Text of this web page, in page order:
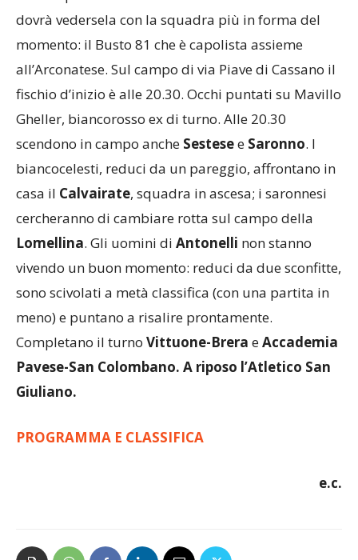
dovrà vedersela con la squadra più in forma del
momento: il Busto 81 che è capolista assieme
all’Arconatese. Sul campo di via Piave di Cassano il
fischio d’inizio è alle 20.30. Occhi puntati su Mavillo
Gheller, biancorosso ex di turno. Alle 20.30
scendono in campo anche Sestesee Saronno. I
biancocelesti, reduci da un pareggio, affrontano in
casa il Calvairate, squadra in ascesa; i saronnesi
cercheranno di cambiare rotta sul campo della
Lomellina. Gli uomini di Antonelli non stanno
vivendo un buon momento: reduci da due sconfitte,
sono scivolati a metà classifica (con una partita in
meno) e puntano a risalire prontamente.
Completano il turno Vittuone-Brera eAccademia
Pavese-San Colombano. A riposo l’Atletico San
Giuliano.
PROGRAMMA E CLASSIFICA
e.c.